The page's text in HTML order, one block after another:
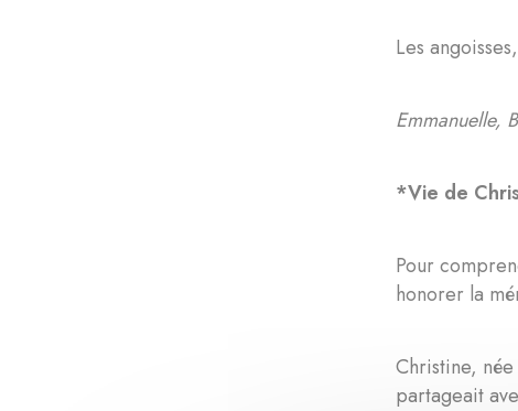
Les
Emmanuelle,
*Vie de
Pour
honorer la
Christine,
partageait